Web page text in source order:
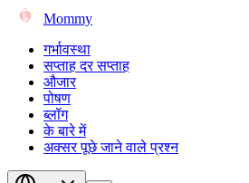
Mommy
गर्भावस्था
सप्ताह दर सप्ताह
औजार
पोषण
ब्लॉग
के बारे में
अक्सर पूछे जाने वाले प्रश्न